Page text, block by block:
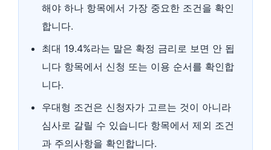
해야 하나 항목에서 가장 중요한 조건을 확인
합니다.
최대 19.4%라는 말은 확정 금리로 보면 안 됩
니다 항목에서 신청 또는 이용 순서를 확인합
니다.
우대형 조건은 신청자가 고르는 것이 아니라
심사로 갈릴 수 있습니다 항목에서 제외 조건
과 주의사항을 확인합니다.